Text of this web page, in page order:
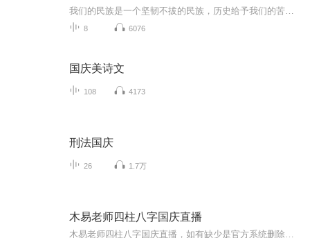
8 6076
国庆美诗文
108 4173
刑法国庆
26 1.7万
木易老师四柱八字国庆直播